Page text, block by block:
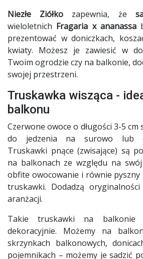
Niezłe Ziółko zapewnia, że
wieloletnich Fragaria x ananassa
prezentować w doniczkach,
kwiaty. Możesz je zawiesić w
Twoim ogrodzie czy na balkonie,
swojej przestrzeni.
Truskawka wisząca -
balkonu
Czerwone owoce o długości 3-5 cm
do jedzenia na surowo lub
Truskawki pnące (zwisające) są
na balkonach ze względu na
obfite owocowanie i równie pyszny
truskawki. Dodadzą
aranżacji.
Takie truskawki na balkonie
dekoracyjnie. Możemy na
skrzynkach balkonowych,
pojemnikach – możemy je sadzić